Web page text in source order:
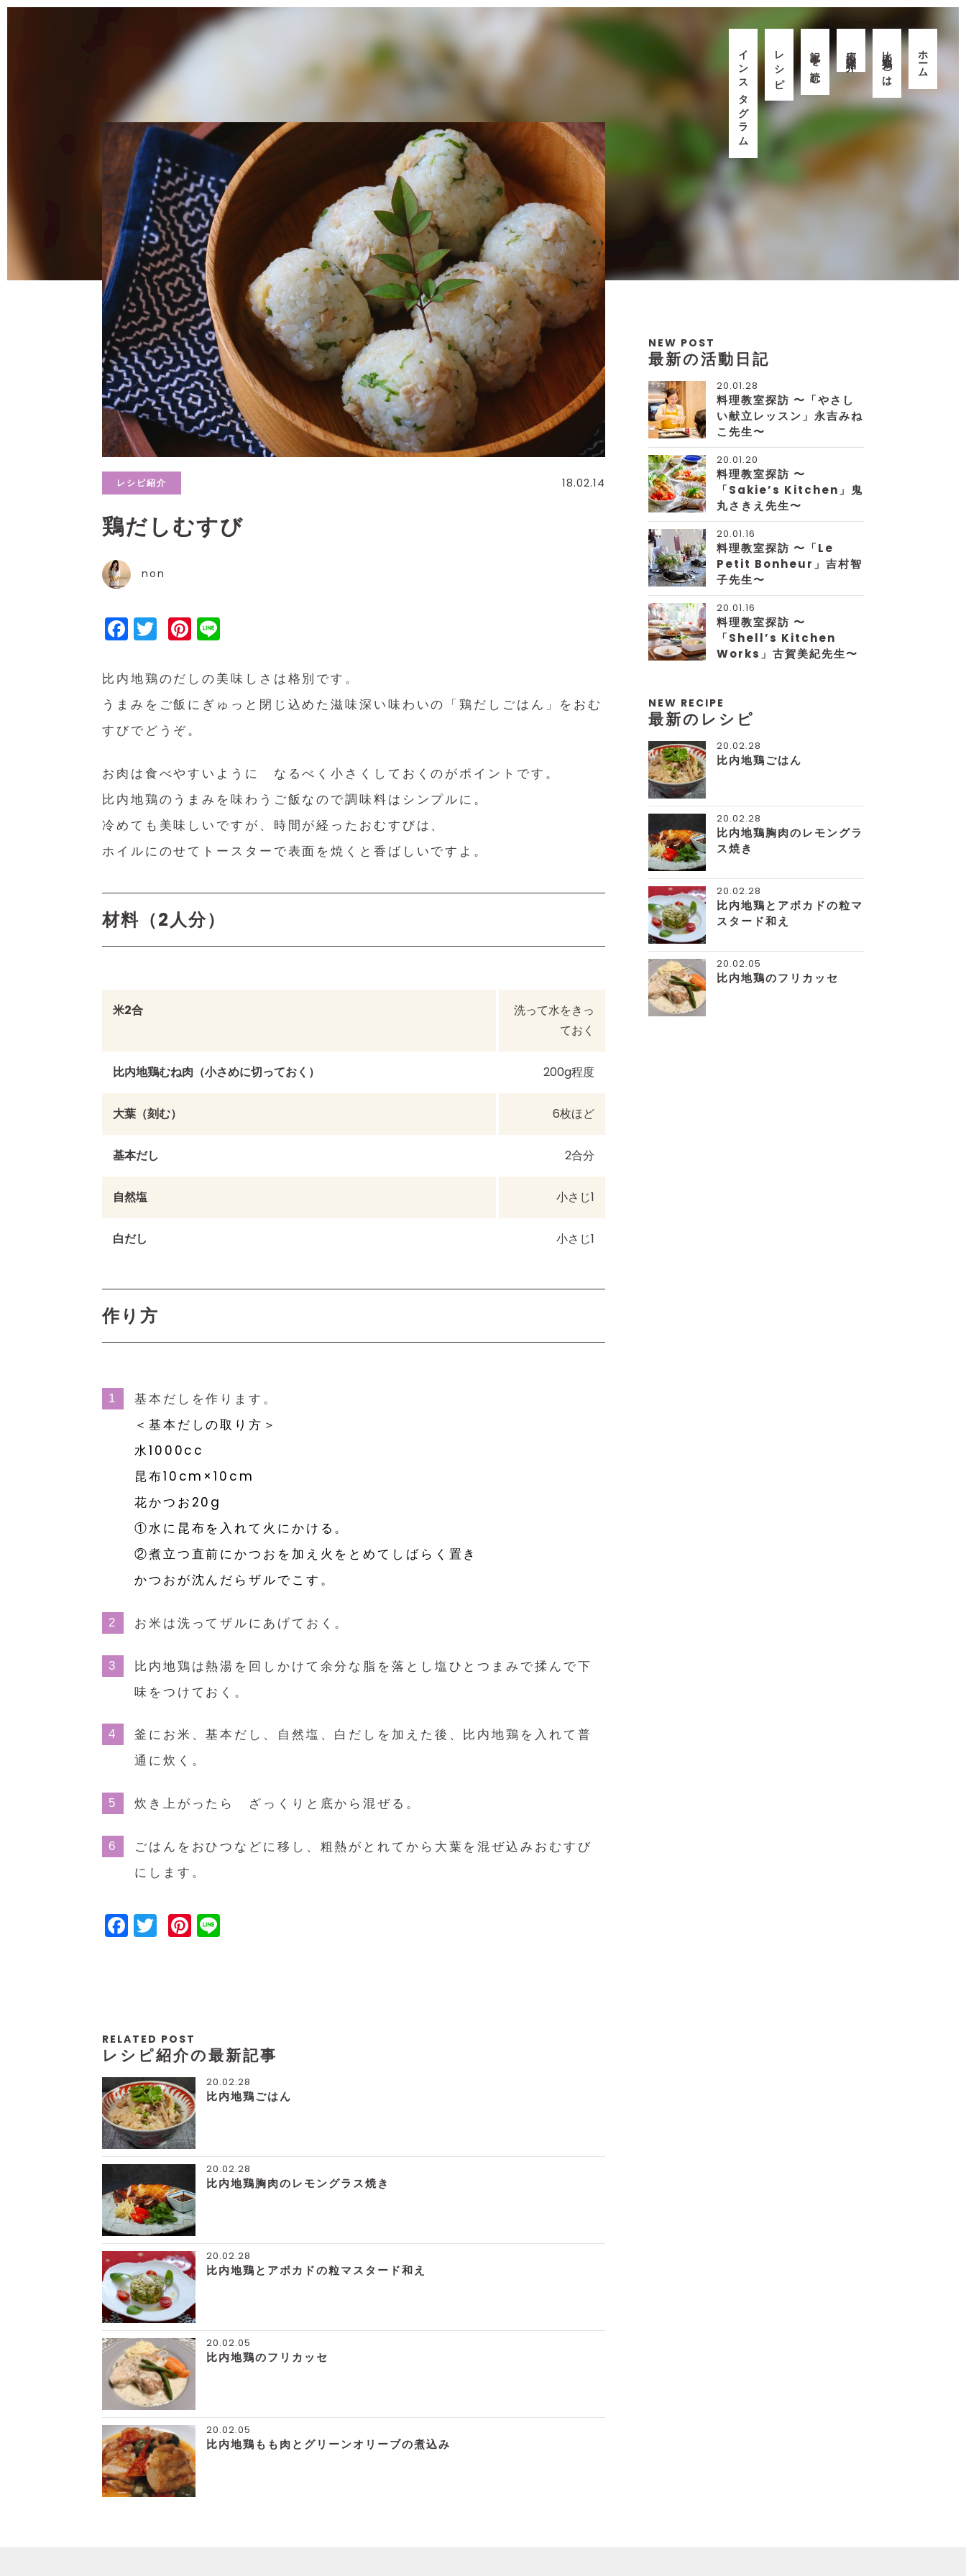
ホーム
比内地鶏とは
応援隊紹介
記事を読む
レシピ
インスタグラム
レシピ紹介 18.02.14
鶏だしむすび
non
Facebook
TwitterPinterest
比内地鶏のだしの美味しさは格別です。
うまみをご飯にぎゅっと閉じ込めた滋味深い味わいの「鶏だしごはん」をおむ
すびでどうぞ。
お肉は食べやすいように なるべく小さくしておくのがポイントです。
比内地鶏のうまみを味わうご飯なので調味料はシンプルに。
冷めても美味しいですが、時間が経ったおむすびは、
ホイルにのせてトースターで表面を焼くと香ばしいですよ。
材料（2人分）
米2合
洗って水をきっ
ておく
比内地鶏むね肉（小さめに切っておく） 200g程度
大葉（刻む） 6枚ほど
基本だし 2合分
自然塩 小さじ1
白だし 小さじ1
作り方
基本だしを作ります。
＜基本だしの取り方＞
水1000cc
昆布10cm×10cm
花かつお20g
①水に昆布を入れて火にかける。
②煮立つ直前にかつおを加え火をとめてしばらく置き
かつおが沈んだらザルでこす。
お米は洗ってザルにあげておく。
比内地鶏は熱湯を回しかけて余分な脂を落とし塩ひとつまみで揉んで下
味をつけておく。
釜にお米、基本だし、自然塩、白だしを加えた後、比内地鶏を入れて普
通に炊く。
炊き上がったら ざっくりと底から混ぜる。
ごはんをおひつなどに移し、粗熱がとれてから大葉を混ぜ込みおむすび
にします。
Facebook
TwitterPinterest
RELATED POST
レシピ紹介の最新記事
20.02.28
比内地鶏ごはん
20.02.28
比内地鶏胸肉のレモングラス焼き
20.02.28
比内地鶏とアボカドの粒マスタード和え
20.02.05
比内地鶏のフリカッセ
20.02.05
比内地鶏もも肉とグリーンオリーブの煮込み
NEW POST
最新の活動日記
20.01.28
料理教室探訪 〜「やさし
い献立レッスン」永吉みね
こ先生〜
20.01.20
料理教室探訪 〜
「Sakie’s Kitchen」鬼
丸さきえ先生〜
20.01.16
料理教室探訪 〜「Le
Petit Bonheur」吉村智
子先生〜
20.01.16
料理教室探訪 〜
「Shell’s Kitchen
Works」古賀美紀先生〜
NEW RECIPE
最新のレシピ
20.02.28
比内地鶏ごはん
20.02.28
比内地鶏胸肉のレモングラ
ス焼き
20.02.28
比内地鶏とアボカドの粒マ
スタード和え
20.02.05
比内地鶏のフリカッセ